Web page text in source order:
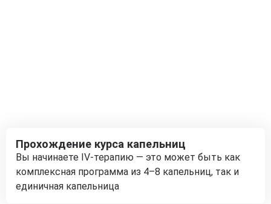
Прохождение курса капельниц
Вы начинаете IV-терапию — это может быть как
комплексная программа из 4–8 капельниц, так и
единичная капельница